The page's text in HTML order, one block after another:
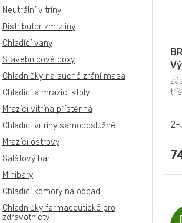
Neutrální vitríny
Distributor zmrzliny
Chladící vany
Stavebnicové boxy
Chladničky na suché zrání masa
Chladící a mrazící stoly
Mrazící vitrína přístěnná
Chladicí vitríny samoobslužné
Mrazící ostrovy
Salátový bar
Minibary
Chladicí komory na odpad
Chladničky farmaceutické pro
zdravotnictví
2-